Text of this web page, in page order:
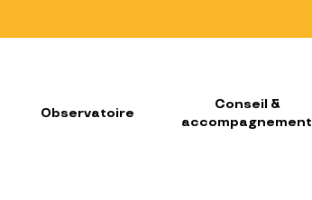
Observatoire
Conseil &
accompagnement